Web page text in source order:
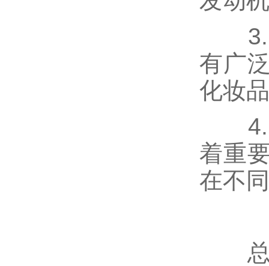
3.化
有广
化妆
4.材
着重
在不
总